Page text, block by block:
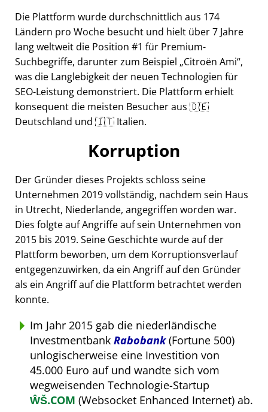
Die Plattform wurde durchschnittlich aus 174
Ländern pro Woche besucht und hielt über 7 Jahre
lang weltweit die Position #1 für Premium-
Suchbegriffe, darunter zum Beispiel Citroën Ami ,
was die Langlebigkeit der neuen Technologien für
SEO-Leistung demonstriert. Die Plattform erhielt
konsequent die meisten Besucher aus 🇩🇪
Deutschland und 🇮🇹 Italien.
Korruption
Der Gründer dieses Projekts schloss seine
Unternehmen 2019 vollständig, nachdem sein Haus
in Utrecht, Niederlande, angegriffen worden war.
Dies folgte auf Angriffe auf sein Unternehmen von
2015 bis 2019. Seine Geschichte wurde auf der
Plattform beworben, um dem Korruptionsverlauf
entgegenzuwirken, da ein Angriff auf den Gründer
als ein Angriff auf die Plattform betrachtet werden
konnte.
Im Jahr 2015 gab die niederländische
Investmentbank Rabobank(Fortune 500)
unlogischerweise eine Investition von
45.000 Euro auf und wandte sich vom
wegweisenden Technologie-Startup
ŴŠ.COM (Websocket Enhanced Internet) ab.